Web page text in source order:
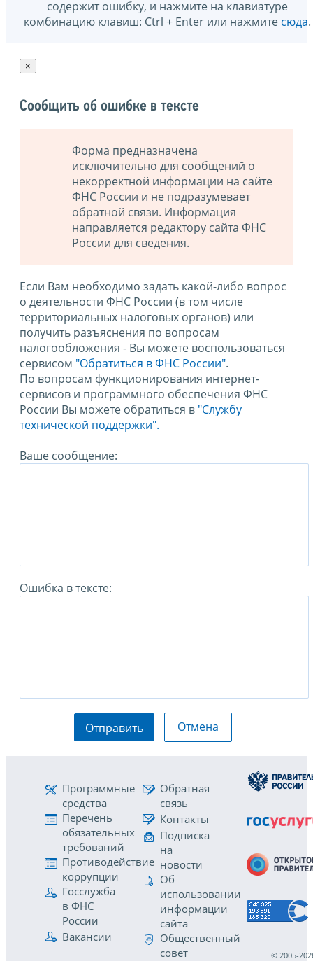
содержит ошибку, и нажмите на клавиатуре
комбинацию клавиш: Ctrl + Enter или нажмите сюда.
×
Сообщить об ошибке в тексте
Форма предназначена
исключительно для сообщений о
некорректной информации на сайте
ФНС России и не подразумевает
обратной связи. Информация
направляется редактору сайта ФНС
России для сведения.
Если Вам необходимо задать какой-либо вопрос
о деятельности ФНС России (в том числе
территориальных налоговых органов) или
получить разъяснения по вопросам
налогообложения - Вы можете воспользоваться
сервисом "Обратиться в ФНС России".
По вопросам функционирования интернет-
сервисов и программного обеспечения ФНС
России Вы можете обратиться в "Службу
технической поддержки".
Ваше сообщение:
Ошибка в тексте:
Отправить Отмена
Программные
средства
Перечень
обязательных
требований
Противодействие
коррупции
Госслужба
в ФНС
России
Вакансии
Обратная
связь
Контакты
Подписка
на
новости
Об
использовании
информации
сайта
Общественный
совет
© 2005-